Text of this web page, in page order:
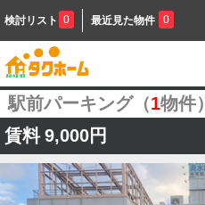
検討リスト 0 最近見た物件 0
駅前パーキング（1物件）
賃料 9,000円